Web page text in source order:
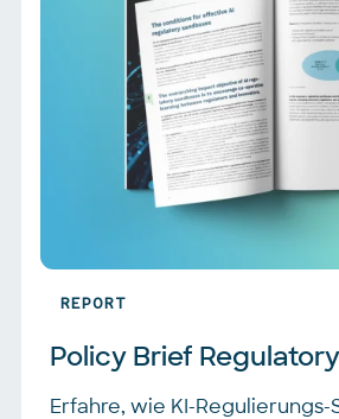
REPORT
Policy Brief
Erfahre, wie KI-Regulierungs-